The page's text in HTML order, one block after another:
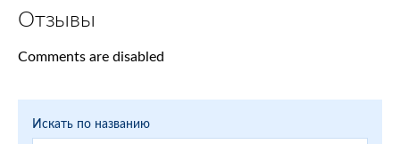
Отзывы
Comments are disabled
Искать по названию